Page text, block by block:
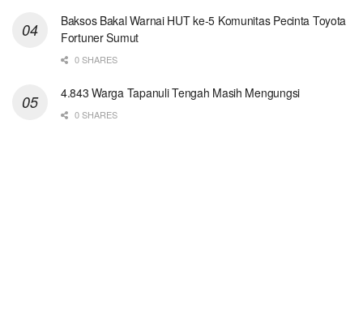
Baksos Bakal Warnai HUT ke-5 Komunitas Pecinta Toyota
Fortuner Sumut
0 SHARES
4.843 Warga Tapanuli Tengah Masih Mengungsi
0 SHARES